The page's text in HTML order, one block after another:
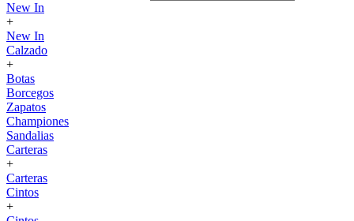
New In
+
New In
Calzado
+
Botas
Borcegos
Zapatos
Championes
Sandalias
Carteras
+
Carteras
Cintos
+